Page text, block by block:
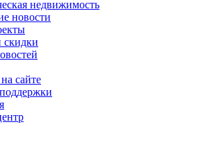
недвижимость
новости
сайте